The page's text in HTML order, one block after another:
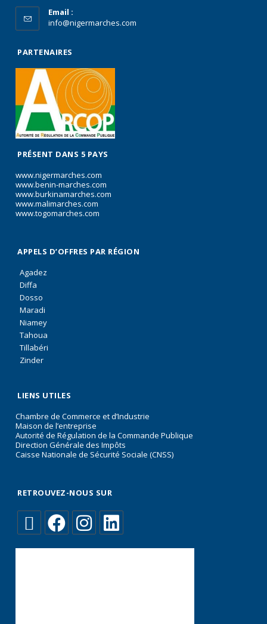
Email :
info@nigermarches.com
PARTENAIRES
PRÉSENT DANS 5 PAYS
www.nigermarches.com
www.benin-marches.com
www.burkinamarches.com
www.malimarches.com
www.togomarches.com
APPELS D’OFFRES PAR RÉGION
Agadez
Diffa
Dosso
Maradi
Niamey
Tahoua
Tillabéri
Zinder
LIENS UTILES
Chambre de Commerce et d’Industrie
Maison de l’entreprise
Autorité de Régulation de la Commande Publique
Direction Générale des Impôts
Caisse Nationale de Sécurité Sociale (CNSS)
RETROUVEZ-NOUS SUR